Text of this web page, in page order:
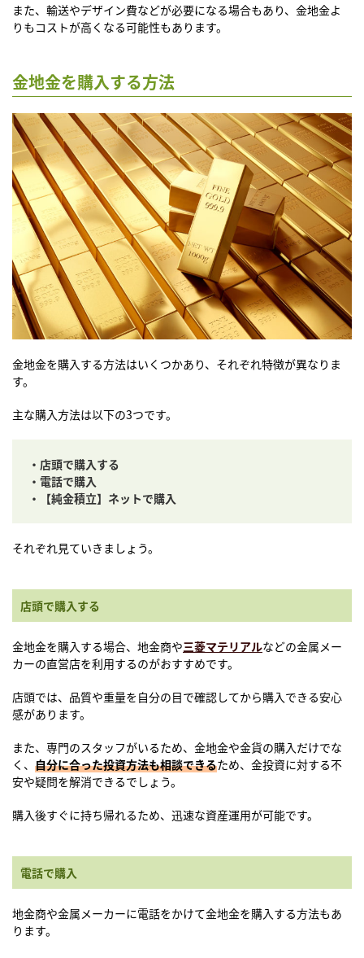
また、輸送やデザイン費などが必要になる場合もあり、金地金よ
りもコストが高くなる可能性もあります。
金地金を購入する方法
金地金を購入する方法はいくつかあり、それぞれ特徴が異なりま
す。
主な購入方法は以下の3つです。
・店頭で購入する
・電話で購入
・【純金積立】ネットで購入
それぞれ見ていきましょう。
店頭で購入する
金地金を購入する場合、地金商や三菱マテリアルなどの金属メー
カーの直営店を利用するのがおすすめです。
店頭では、品質や重量を自分の目で確認してから購入できる安心
感があります。
また、専門のスタッフがいるため、金地金や金貨の購入だけでな
く、 自分に合った投資方法も相談できるため、金投資に対する不
安や疑問を解消できるでしょう。
購入後すぐに持ち帰れるため、迅速な資産運用が可能です。
電話で購入
地金商や金属メーカーに電話をかけて金地金を購入する方法もあ
ります。